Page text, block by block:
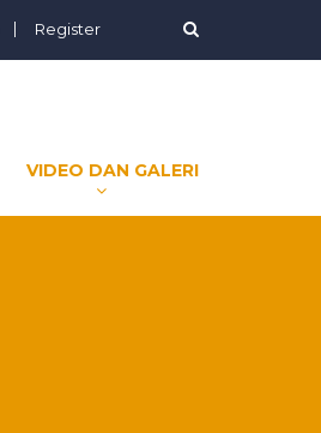
Register
VIDEO DAN GALERI